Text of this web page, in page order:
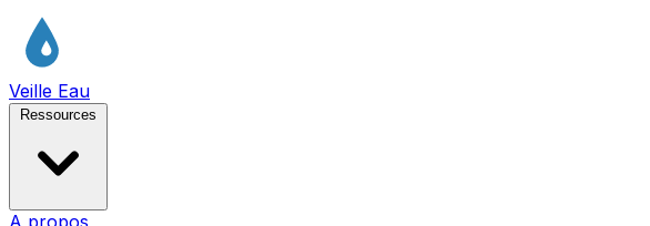
Veille Eau
Ressources
A propos